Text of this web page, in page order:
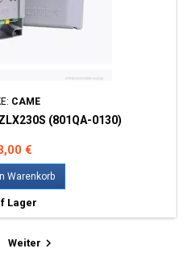
CAME
(801QA-0130)
€
Warenkorb
Lager
Weiter 